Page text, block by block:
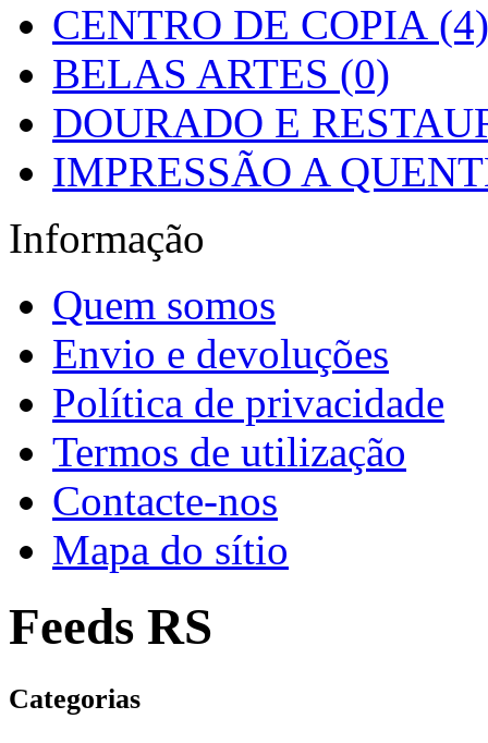
CENTRO DE COPIA (4)
BELAS ARTES (0)
DOURADO E
IMPRESSÃO A
Informação
Quem somos
Envio e devoluções
Política de privacidade
Termos de utilização
Contacte-nos
Mapa do sítio
Feeds RS
Categorias